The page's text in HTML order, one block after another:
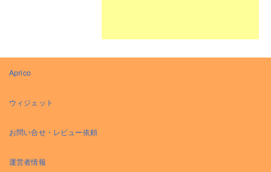
Aprico
ウィジェット
お問い合せ・レビュー依頼
運営者情報